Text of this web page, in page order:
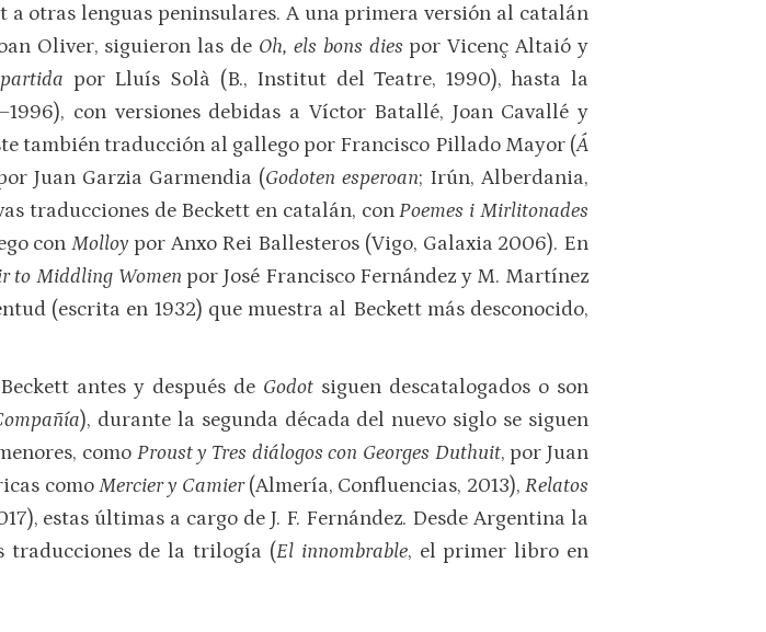
otras lenguas peninsulares. A una primera versión al catalán
Oliver, siguieron las de Oh, els bons dies por Vicenç Altaió y
por Lluís Solà (B., Institut del Teatre, 1990), hasta la
con versiones debidas a Víctor Batallé, Joan Cavallé y
también traducción al gallego por Francisco Pillado Mayor (Á
Juan Garzia Garmendia (Godoten esperoan; Irún, Alberdania,
traducciones de Beckett en catalán, conPoemes i Mirlitonades
conMolloy por Anxo Rei Ballesteros (Vigo, Galaxia 2006). En
to Middling Women por José Francisco Fernández y M. Martínez
(escrita en 1932) que muestra al Beckett más desconocido,
antes y después de Godot siguen descatalogados o son
), durante la segunda década del nuevo siglo se siguen
como Proust y Tres diálogos con Georges Duthuit, por Juan
comoMercier y Camier(Almería, Confluencias, 2013),Relatos
estas últimas a cargo de J. F. Fernández. Desde Argentina la
traducciones de la trilogía (El innombrable, el primer libro en